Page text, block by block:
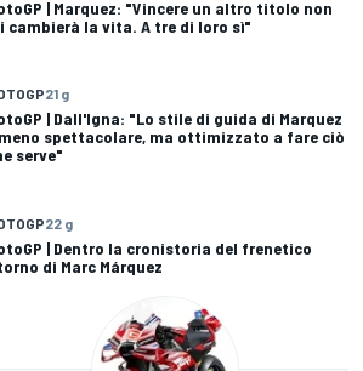
| Marquez: "Vincere un altro titolo non
cambierà la vita. A tre di loro sì"
21 g
| Dall'Igna: "Lo stile di guida di Marquez
spettacolare, ma ottimizzato a fare ciò
serve"
22 g
| Dentro la cronistoria del frenetico
di Marc Márquez